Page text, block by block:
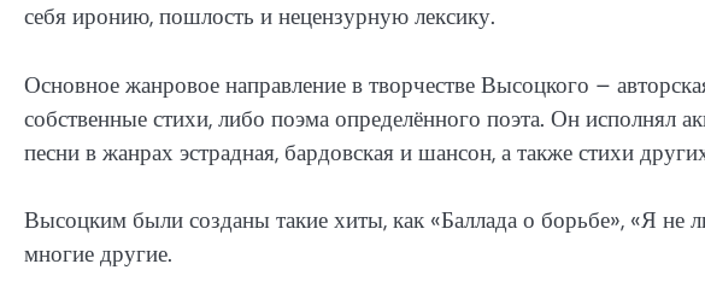
себя иронию, пошлость и нецензурную лексику.
Основное жанровое направление в творчестве Высоцкого –
собственные стихи, либо поэма определённого поэта. Он исполнял
песни в жанрах эстрадная, бардовская и шансон, а также стихи
Высоцким были созданы такие хиты, как «Баллада о борьбе», «Я не
многие другие.